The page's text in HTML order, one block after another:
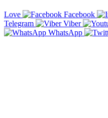
Love
Facebook
Telegram
Viber
WhatsApp